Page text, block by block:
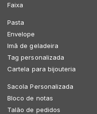
Faixa
Pasta
Envelope
Imã de geladeira
Tag personalizada
Cartela para bijouteria
Sacola Personalizada
Bloco de notas
Talão de pedidos